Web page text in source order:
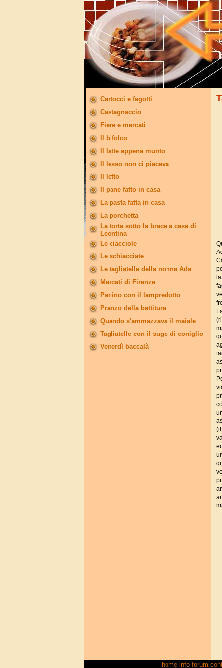
Cartocci e fagotti
Castagnaccio
Fiere e mercati
Il bifolco
Il latte appena munto
Il lesso non ci piaceva
Il letto
Il pane fatto in casa
La pasta fatta in casa
La porchetta
La torta sotto la brace a casa di
Leontina
Le ciacciole
Le schiacciate
Le tagliatelle della nonna Ada
Mercati di Firenze
Panino con il lampredotto
Pranzo della battitura
Quando s'ammazzava il maiale
Tagliatelle con il sugo di coniglio
Venerdì baccalà
(il
home info forum